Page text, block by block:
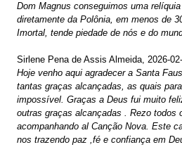
Dom Magnus conseguimos uma
diretamente da Polônia, em menos de
Imortal, tende piedade de nós e do
Sirlene Pena de Assis Almeida, 2026-
Hoje venho aqui agradecer a Santa
tantas graças alcançadas, as quais
impossível. Graças a Deus fui muito
outras graças alcançadas . Rezo todos
acompanhando al Canção Nova. Este
nos trazendo paz ,fé e confiança em